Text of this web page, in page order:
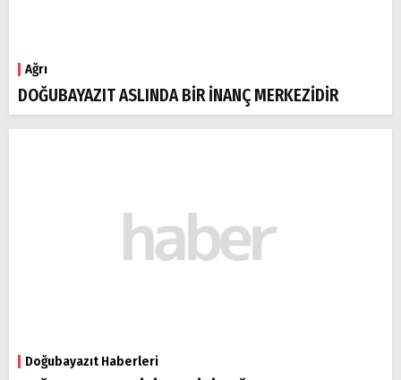
Ağrı
DOĞUBAYAZIT ASLINDA BİR İNANÇ MERKEZİDİR
Doğubayazıt Haberleri